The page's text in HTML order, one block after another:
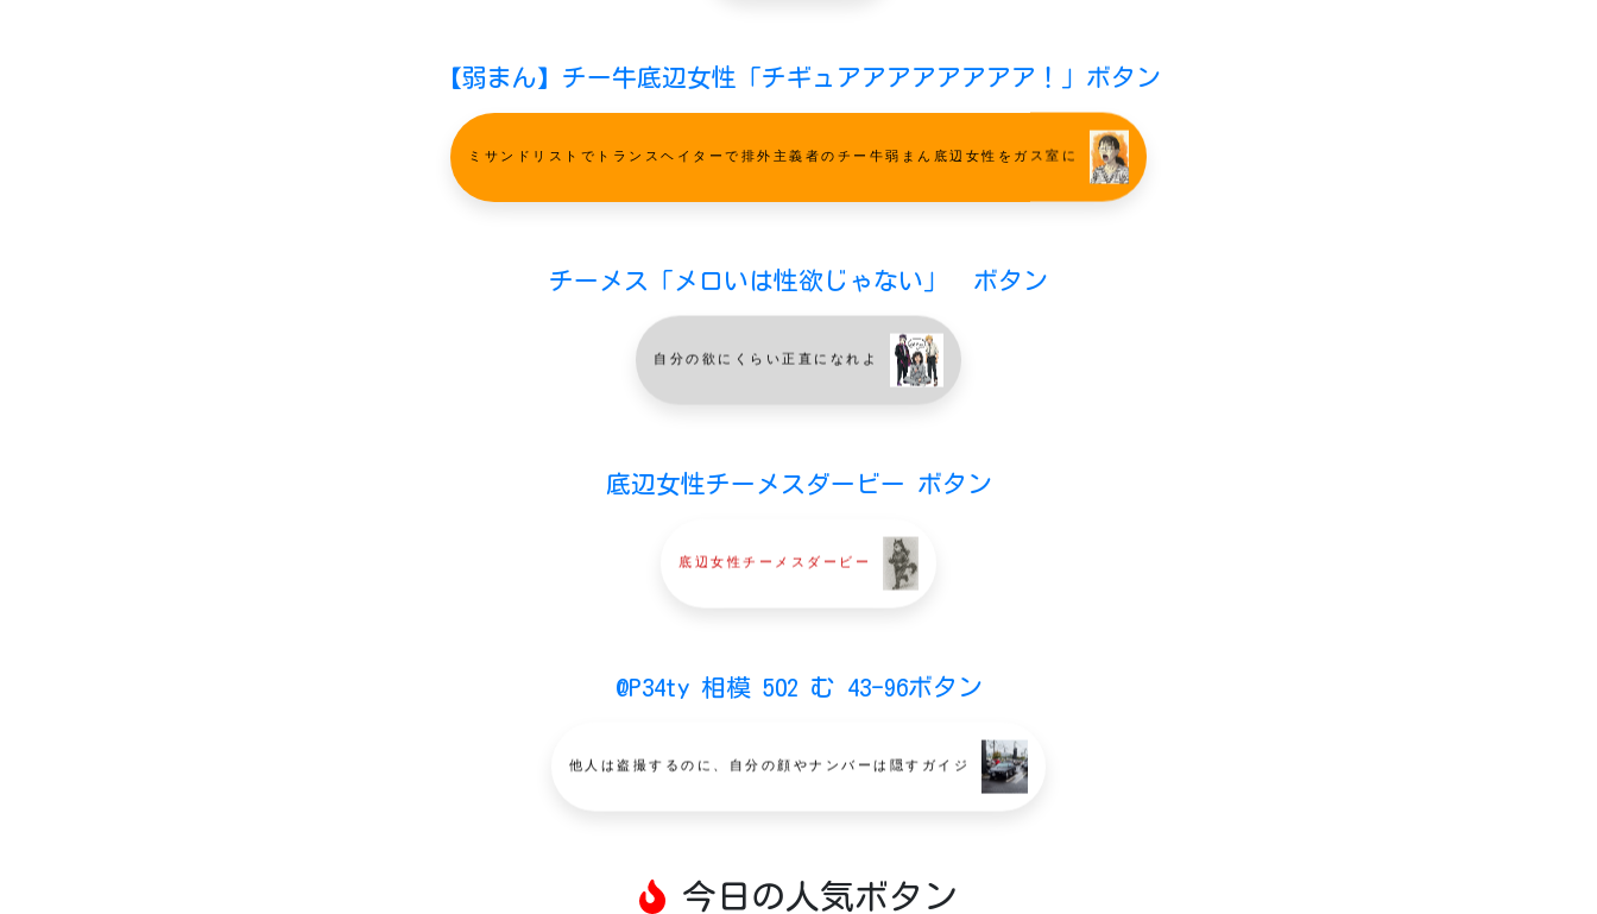
【弱まん】チー牛底辺女性「チギュアアアアアアアア！」ボタン
ミサンドリストでトランスヘイターで排外主義者のチー牛弱まん底辺女性をガス室に
チーメス「メロいは性欲じゃない」 ボタン
自分の欲にくらい正直になれよ
底辺女性チーメスダービー ボタン
底辺女性チーメスダービー
@P34ty 相模 502 む 43-96ボタン
他人は盗撮するのに、自分の顔やナンバーは隠すガイジ
今日の人気ボタン